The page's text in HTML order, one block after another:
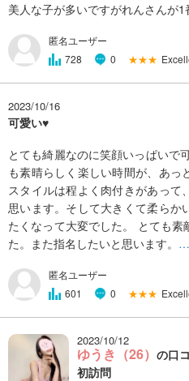
美人な子が多いですがれんさんが1
匿名ユーザー
728
0 ★★★
2023/10/16
可愛い♥
とても綺麗なのに笑顔いっぱいで
も素晴らしく楽しい時間が、あっ
スタイルは程よく肉付きがあって
思います。そして大きくて柔らか
たくなって大変でした。 とても
た。また指名したいと思います。 …
匿名ユーザー
601
0 ★★★
2023/10/12
ゆうき（26） の口
初訪問